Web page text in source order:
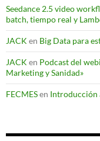
Seedance 2.5 video
batch, tiempo real y
JACK en Big Data para
JACK en Podcast del
Marketing y Sanidad»
FECMESen Introducción